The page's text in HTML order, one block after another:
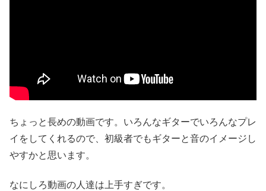
ちょっと長めの動画です。いろんなギターでいろんなプレ
イをしてくれるので、初級者でもギターと音のイメージし
やすかと思います。
なにしろ動画の人達は上手すぎです。